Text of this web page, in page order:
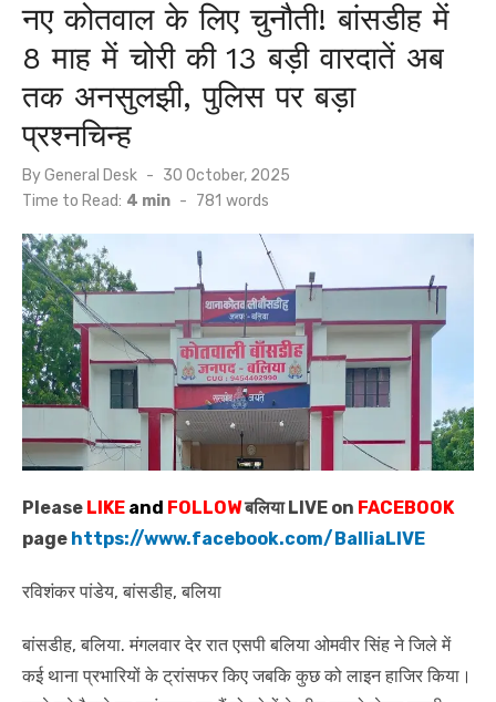
नए कोतवाल के लिए चुनौती! बांसडीह में
8 माह में चोरी की 13 बड़ी वारदातें अब
तक अनसुलझी, पुलिस पर बड़ा
प्रश्नचिन्ह
ByGeneral Desk
Posted
on
30 October, 2025
Time to Read: 4 min - 781 words
Please LIKE and FOLLOWबलिया LIVE on FACEBOOK
page https://www.facebook.com/BalliaLIVE
रविशंकर पांडेय, बांसडीह, बलिया
बांसडीह, बलिया. मंगलवार देर रात एसपी बलिया ओमवीर सिंह ने जिले में
कई थाना प्रभारियों के ट्रांसफर किए जबकि कुछ को लाइन हाजिर किया।